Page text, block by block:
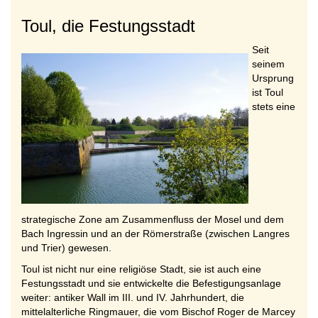
Toul, die Festungsstadt
Seit
seinem
Ursprung
ist Toul
stets eine
strategische Zone am Zusammenfluss der Mosel und dem
Bach Ingressin und an der Römerstraße (zwischen Langres
und Trier) gewesen.
Toul ist nicht nur eine religiöse Stadt, sie ist auch eine
Festungsstadt und sie entwickelte die Befestigungsanlage
weiter: antiker Wall im III. und IV. Jahrhundert, die
mittelalterliche Ringmauer, die vom Bischof Roger de Marcey